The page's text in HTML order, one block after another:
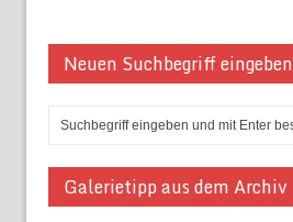
Neuen Suchbegriff eingeben
Galerietipp aus dem Archiv